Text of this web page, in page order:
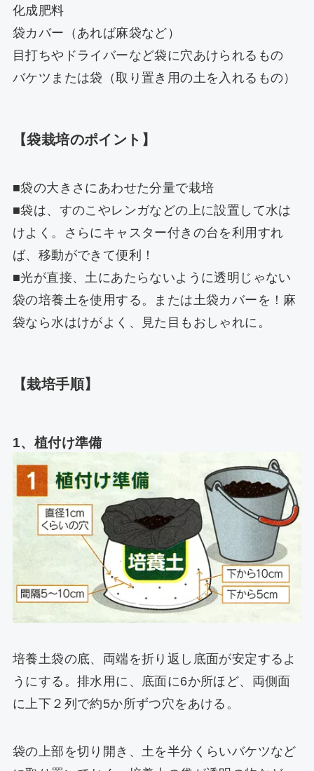
化成肥料
袋カバー（あれば麻袋など）
目打ちやドライバーなど袋に穴あけられるもの
バケツまたは袋（取り置き用の土を入れるもの）
【袋栽培のポイント】
■袋の大きさにあわせた分量で栽培
■袋は、すのこやレンガなどの上に設置して水は
けよく。さらにキャスター付きの台を利用すれ
ば、移動ができて便利！
■光が直接、土にあたらないように透明じゃない
袋の培養土を使用する。または土袋カバーを！麻
袋なら水はけがよく、見た目もおしゃれに。
【栽培手順】
1、植付け準備
培養土袋の底、両端を折り返し底面が安定するよ
うにする。排水用に、底面に6か所ほど、両側面
に上下２列で約5か所ずつ穴をあける。
袋の上部を切り開き、土を半分くらいバケツなど